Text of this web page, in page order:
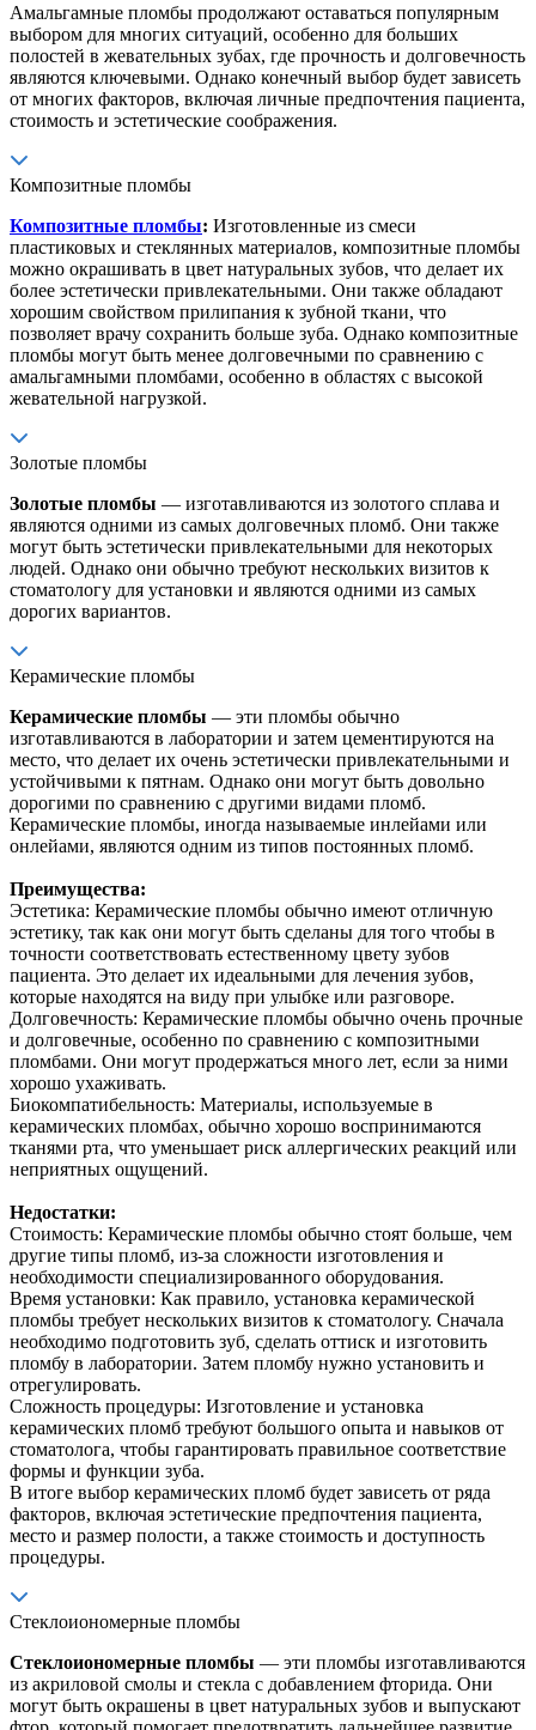
Амальгамные пломбы продолжают оставаться популярным
выбором для многих ситуаций, особенно для больших
полостей в жевательных зубах, где прочность и долговечность
являются ключевыми. Однако конечный выбор будет зависеть
от многих факторов, включая личные предпочтения пациента,
стоимость и эстетические соображения.
Композитные пломбы
Композитные пломбы: Изготовленные из смеси
пластиковых и стеклянных материалов, композитные пломбы
можно окрашивать в цвет натуральных зубов, что делает их
более эстетически привлекательными. Они также обладают
хорошим свойством прилипания к зубной ткани, что
позволяет врачу сохранить больше зуба. Однако композитные
пломбы могут быть менее долговечными по сравнению с
амальгамными пломбами, особенно в областях с высокой
жевательной нагрузкой.
Золотые пломбы
Золотые пломбы — изготавливаются из золотого сплава и
являются одними из самых долговечных пломб. Они также
могут быть эстетически привлекательными для некоторых
людей. Однако они обычно требуют нескольких визитов к
стоматологу для установки и являются одними из самых
дорогих вариантов.
Керамические пломбы
Керамические пломбы — эти пломбы обычно
изготавливаются в лаборатории и затем цементируются на
место, что делает их очень эстетически привлекательными и
устойчивыми к пятнам. Однако они могут быть довольно
дорогими по сравнению с другими видами пломб.
Керамические пломбы, иногда называемые инлейами или
онлейами, являются одним из типов постоянных пломб.
Преимущества:
Эстетика: Керамические пломбы обычно имеют отличную
эстетику, так как они могут быть сделаны для того чтобы в
точности соответствовать естественному цвету зубов
пациента. Это делает их идеальными для лечения зубов,
которые находятся на виду при улыбке или разговоре.
Долговечность: Керамические пломбы обычно очень прочные
и долговечные, особенно по сравнению с композитными
пломбами. Они могут продержаться много лет, если за ними
хорошо ухаживать.
Биокомпатибельность: Материалы, используемые в
керамических пломбах, обычно хорошо воспринимаются
тканями рта, что уменьшает риск аллергических реакций или
неприятных ощущений.
Недостатки:
Стоимость: Керамические пломбы обычно стоят больше, чем
другие типы пломб, из-за сложности изготовления и
необходимости специализированного оборудования.
Время установки: Как правило, установка керамической
пломбы требует нескольких визитов к стоматологу. Сначала
необходимо подготовить зуб, сделать оттиск и изготовить
пломбу в лаборатории. Затем пломбу нужно установить и
отрегулировать.
Сложность процедуры: Изготовление и установка
керамических пломб требуют большого опыта и навыков от
стоматолога, чтобы гарантировать правильное соответствие
формы и функции зуба.
В итоге выбор керамических пломб будет зависеть от ряда
факторов, включая эстетические предпочтения пациента,
место и размер полости, а также стоимость и доступность
процедуры.
Стеклоиономерные пломбы
Стеклоиономерные пломбы — эти пломбы изготавливаются
из акриловой смолы и стекла с добавлением фторида. Они
могут быть окрашены в цвет натуральных зубов и выпускают